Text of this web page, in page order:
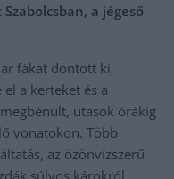
a jégeső
fákat döntött ki,
a kerteket és a
utasok órákig
vonatokon. Több
az özönvízszerű
súlyos károkról